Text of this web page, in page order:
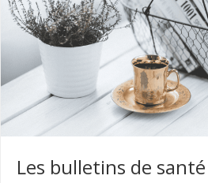
Les bulletins de